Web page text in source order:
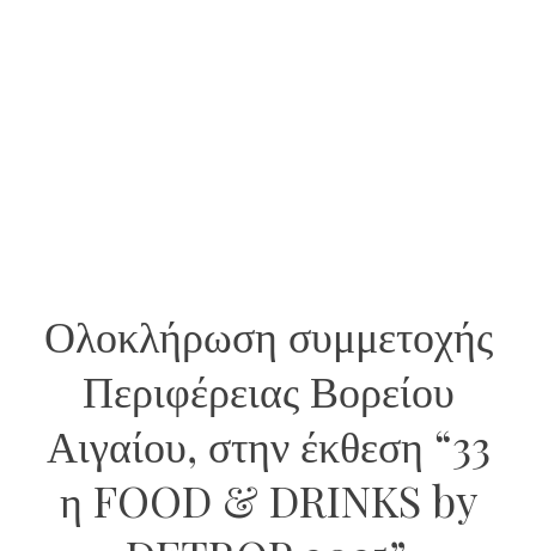
Ολοκλήρωση συμμετοχής
Περιφέρειας Βορείου
Αιγαίου, στην έκθεση “33
η FOOD & DRINKS by